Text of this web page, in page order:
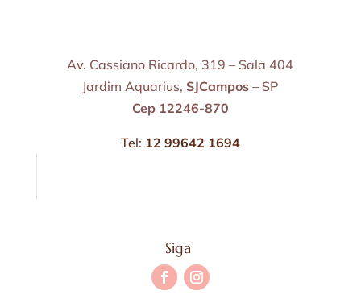
Av. Cassiano Ricardo, 319 – Sala 404
Jardim Aquarius, SJCampos – SP
Cep 12246-870
Tel: 12 99642 1694
Siga